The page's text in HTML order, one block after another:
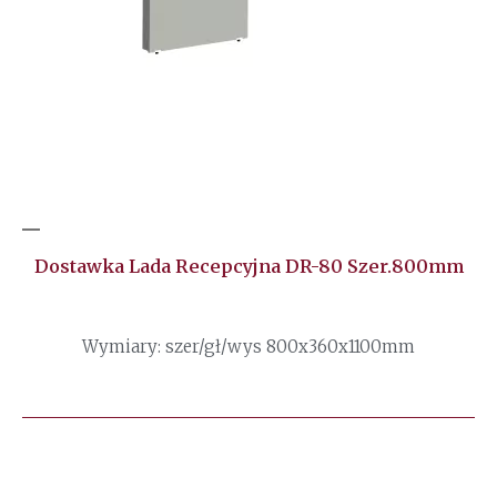
Dostawka Lada Recepcyjna DR-80 Szer.800mm
Wymiary: szer/gł/wys 800x360x1100mm